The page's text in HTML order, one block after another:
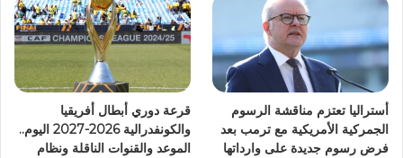
أستراليا تعتزم مناقشة الرسوم
الجمركية الأمريكية مع ترمب بعد
فرض رسوم جديدة على وارداتها
قرعة دوري أبطال أفريقيا
والكونفدرالية 2026-2027 اليوم..
الموعد والقنوات الناقلة ونظام